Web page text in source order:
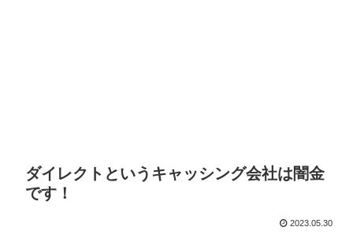
ダイレクトというキャッシング会社は闇金
です！
2023.05.30